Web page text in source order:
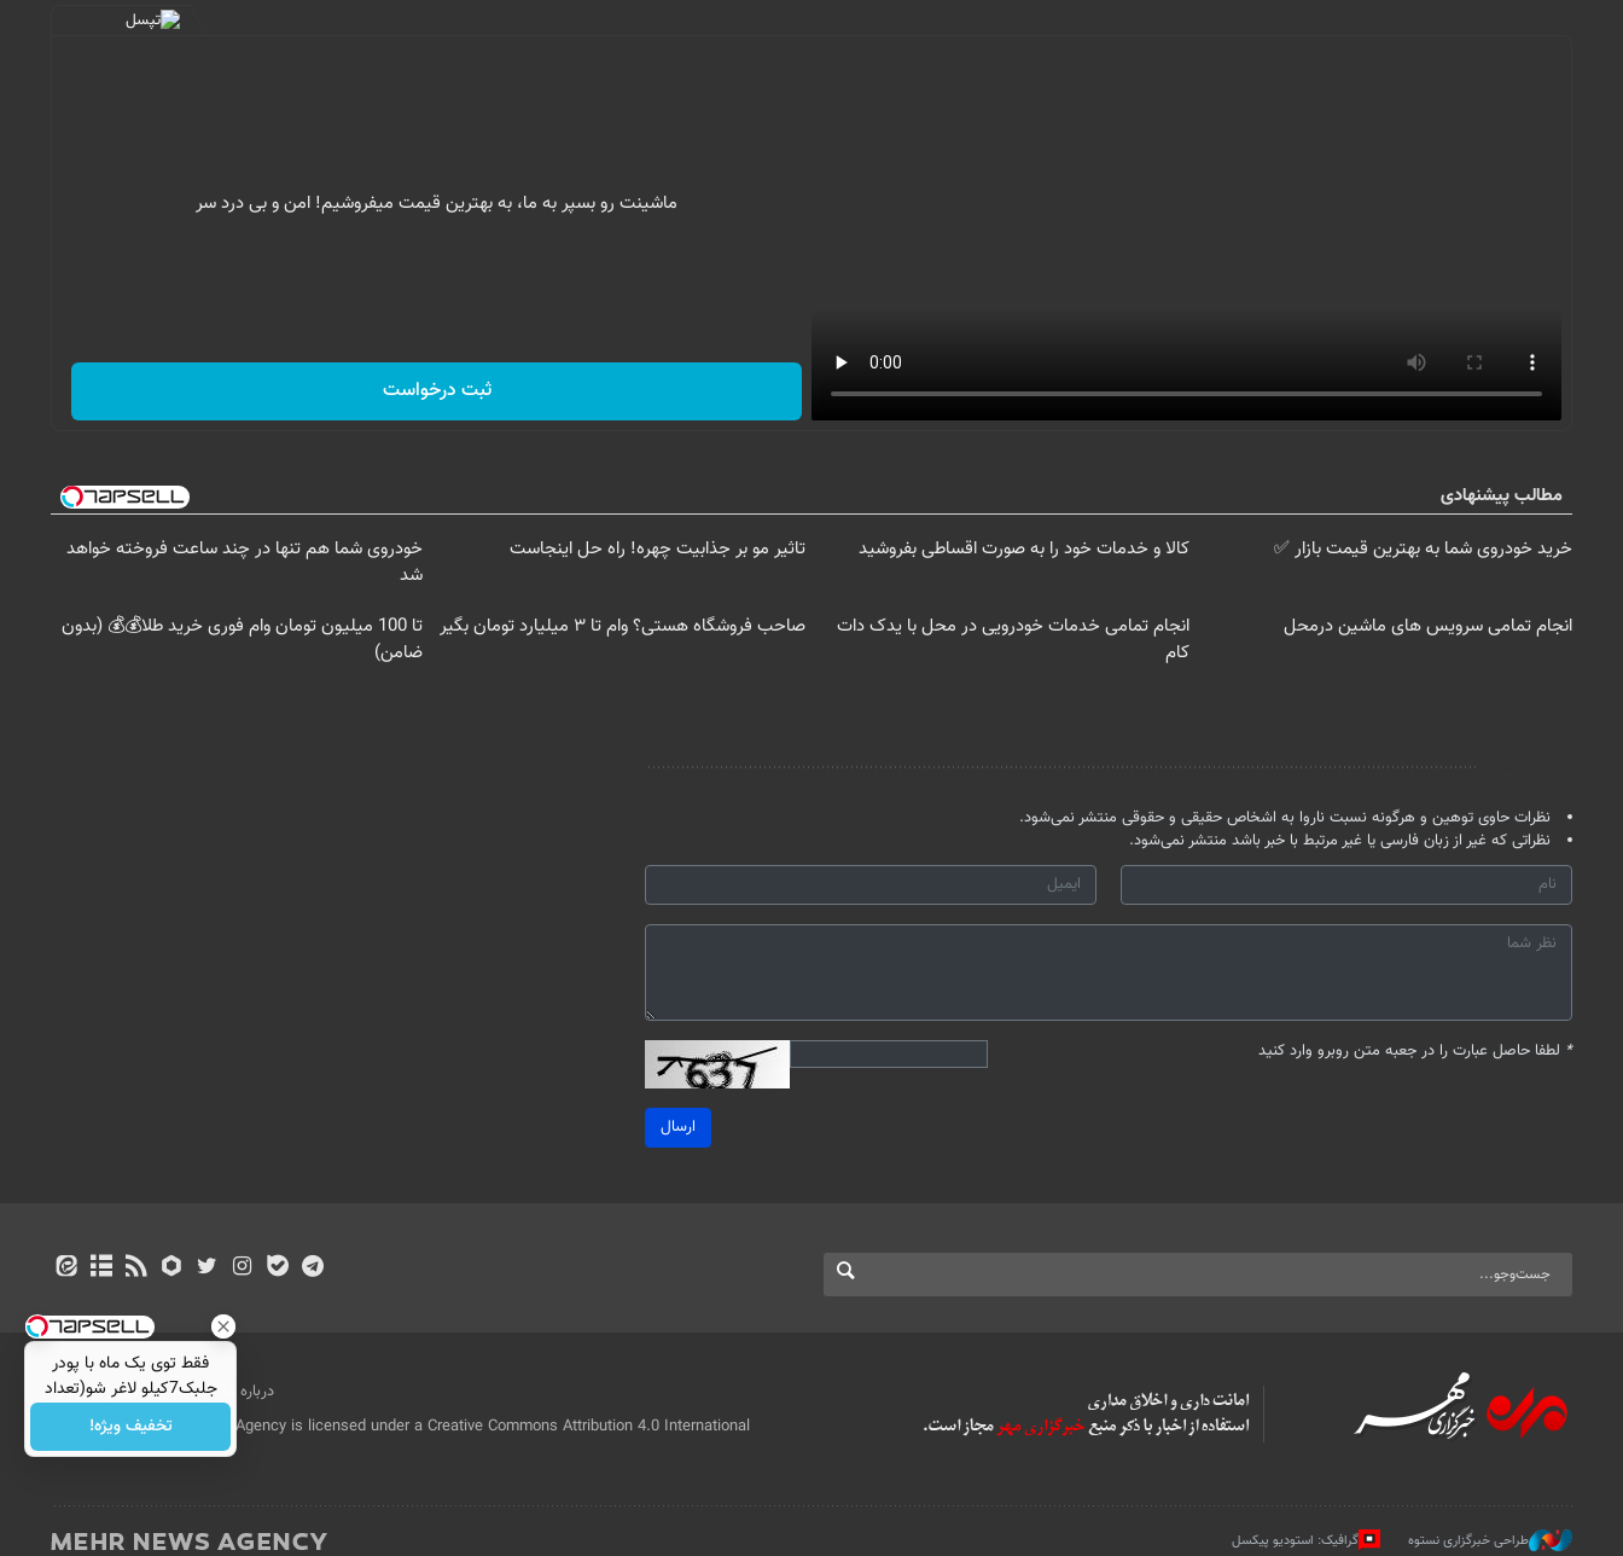
ماشینت رو بسپر به ما، به بهترین قیمت میفروشیم! امن و بی درد سر
ثبت درخواست
مطالب پیشنهادی
خرید خودروی شما به بهترین قیمت بازار ✅
کالا و خدمات خود را به صورت اقساطی بفروشید تاثیر مو بر جذابیت چهره! راه حل اینجاست
خودروی شما هم تنها در چند ساعت فروخته خواهد
شد
انجام تمامی سرویس های ماشین درمحل
انجام تمامی خدمات خودرویی در محل با یدک دات
کام
صاحب فروشگاه هستی؟ وام تا ۳ میلیارد تومان بگیر
تا 100 میلیون تومان وام فوری خرید طلا💰💰 (بدون
ضامن)
نظرات حاوی توهین و هرگونه نسبت ناروا به اشخاص حقیقی و حقوقی منتشر نمی‌شود.
نظراتی که غیر از زبان فارسی یا غیر مرتبط با خبر باشد منتشر نمی‌شود.
* لطفا حاصل عبارت را در جعبه متن روبرو وارد کنید
ارسال
درباره ما تماس با ما
بازرگانی
All Content by Mehr News Agency is licensed under a Creative Commons Attribution 4.0 International
License.
طراحی خبرگزاری نستوه گرافیک: استودیو پیکسل
فقط توی یک ماه با پودر
جلبک7کیلو لاغر شو(تعداد
محدود)
تخفیف ویژه!